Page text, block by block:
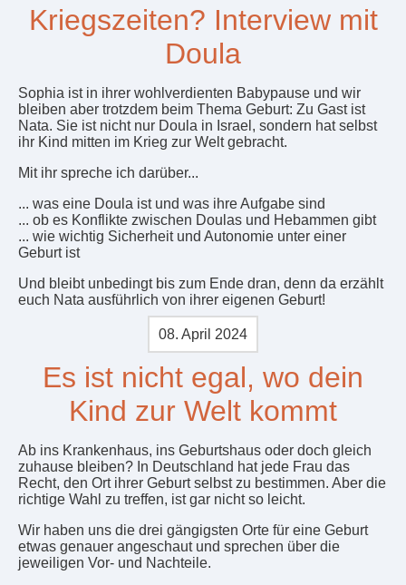
Kriegszeiten? Interview mit
Doula
Sophia ist in ihrer wohlverdienten Babypause und wir
bleiben aber trotzdem beim Thema Geburt: Zu Gast ist
Nata. Sie ist nicht nur Doula in Israel, sondern hat selbst
ihr Kind mitten im Krieg zur Welt gebracht.
Mit ihr spreche ich darüber...
... was eine Doula ist und was ihre Aufgabe sind
... ob es Konflikte zwischen Doulas und Hebammen gibt
... wie wichtig Sicherheit und Autonomie unter einer
Geburt ist
Und bleibt unbedingt bis zum Ende dran, denn da erzählt
euch Nata ausführlich von ihrer eigenen Geburt!
08. April 2024
Es ist nicht egal, wo dein
Kind zur Welt kommt
Ab ins Krankenhaus, ins Geburtshaus oder doch gleich
zuhause bleiben? In Deutschland hat jede Frau das
Recht, den Ort ihrer Geburt selbst zu bestimmen. Aber die
richtige Wahl zu treffen, ist gar nicht so leicht.
Wir haben uns die drei gängigsten Orte für eine Geburt
etwas genauer angeschaut und sprechen über die
jeweiligen Vor- und Nachteile.